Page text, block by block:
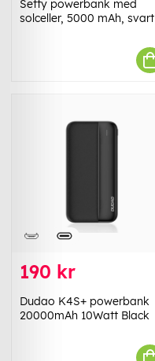
Setty powerbank med
solceller, 5000 mAh, svart
190 kr
Dudao K4S+ powerbank
20000mAh 10Watt Black